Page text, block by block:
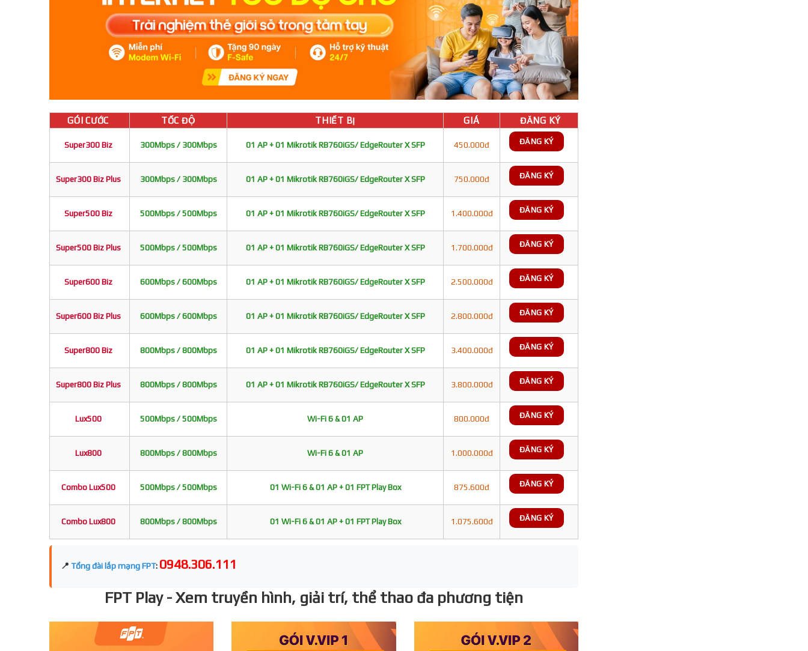
GÓI CƯỚC TỐC ĐỘ THIẾT BỊ GIÁ ĐĂNG KÝ
Super300 Biz 300Mbps / 300Mbps 01 AP + 01 Mikrotik RB760iGS/ EdgeRouter X SFP 450.000đ ĐĂNG KÝ
Super300 Biz Plus 300Mbps / 300Mbps 01 AP + 01 Mikrotik RB760iGS/ EdgeRouter X SFP 750.000đ ĐĂNG KÝ
Super500 Biz 500Mbps / 500Mbps 01 AP + 01 Mikrotik RB760iGS/ EdgeRouter X SFP 1.400.000đ ĐĂNG KÝ
Super500 Biz Plus 500Mbps / 500Mbps 01 AP + 01 Mikrotik RB760iGS/ EdgeRouter X SFP 1.700.000đ ĐĂNG KÝ
Super600 Biz 600Mbps / 600Mbps 01 AP + 01 Mikrotik RB760iGS/ EdgeRouter X SFP 2.500.000đ ĐĂNG KÝ
Super600 Biz Plus 600Mbps / 600Mbps 01 AP + 01 Mikrotik RB760iGS/ EdgeRouter X SFP 2.800.000đ ĐĂNG KÝ
Super800 Biz 800Mbps / 800Mbps 01 AP + 01 Mikrotik RB760iGS/ EdgeRouter X SFP 3.400.000đ ĐĂNG KÝ
Super800 Biz Plus 800Mbps / 800Mbps 01 AP + 01 Mikrotik RB760iGS/ EdgeRouter X SFP 3.800.000đ ĐĂNG KÝ
Lux500 500Mbps / 500Mbps Wi-Fi 6 & 01 AP 800.000đ ĐĂNG KÝ
Lux800 800Mbps / 800Mbps Wi-Fi 6 & 01 AP 1.000.000đ ĐĂNG KÝ
Combo Lux500 500Mbps / 500Mbps 01 Wi-Fi 6 & 01 AP + 01 FPT Play Box 875.600đ ĐĂNG KÝ
Combo Lux800 800Mbps / 800Mbps 01 Wi-Fi 6 & 01 AP + 01 FPT Play Box 1.075.600đ ĐĂNG KÝ
📍 Tổng đài lắp mạng FPT: 0948.306.111
FPT Play - Xem truyền hình, giải trí, thể thao đa phương tiện